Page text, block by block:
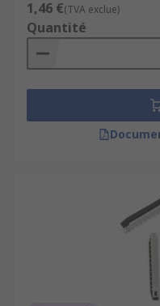
1,46 €(TVA exclue)
Quantité